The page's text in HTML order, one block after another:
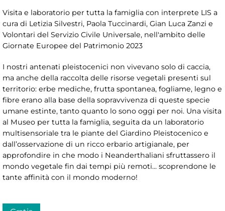
Visita e laboratorio per tutta la famiglia con interprete LIS a
cura di Letizia Silvestri, Paola Tuccinardi, Gian Luca Zanzi e
Volontari del Servizio Civile Universale, nell'ambito delle
Giornate Europee del Patrimonio 2023
I nostri antenati pleistocenici non vivevano solo di caccia,
ma anche della raccolta delle risorse vegetali presenti sul
territorio: erbe mediche, frutta spontanea, fogliame, legno e
fibre erano alla base della sopravvivenza di queste specie
umane estinte, tanto quanto lo sono oggi per noi. Una visita
al Museo per tutta la famiglia, seguita da un laboratorio
multisensoriale tra le piante del Giardino Pleistocenico e
dall’osservazione di un ricco erbario artigianale, per
approfondire in che modo i Neanderthaliani sfruttassero il
mondo vegetale fin dai tempi più remoti... scoprendone le
tante affinità con il mondo moderno!